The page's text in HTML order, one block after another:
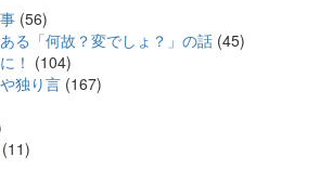
(56)
る「何故？変でしょ？」の話 (45)
！ (104)
独り言 (167)
(11)